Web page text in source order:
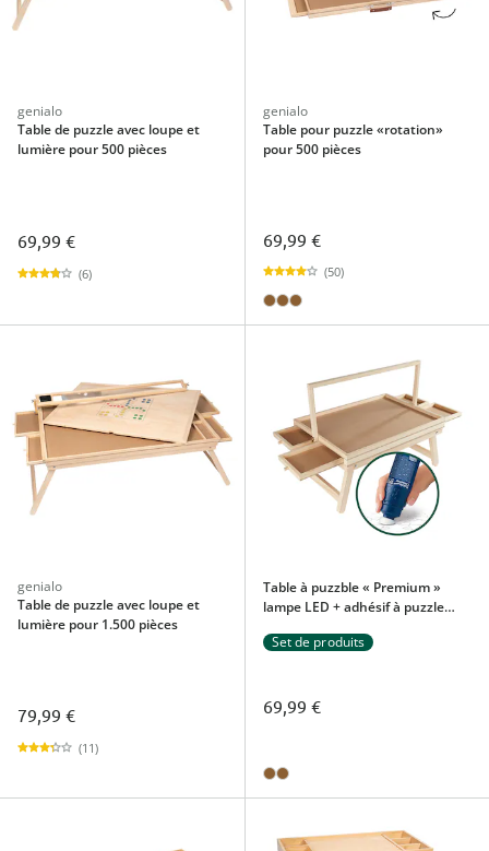
genialo
Table de puzzle avec loupe et
lumière pour 500 pièces
69,99 €
(6)
genialo
Table pour puzzle «rotation»
pour 500 pièces
69,99 €
(50)
genialo
Table de puzzle avec loupe et
lumière pour 1.500 pièces
79,99 €
(11)
Table à puzzble « Premium »
lampe LED + adhésif à puzzle
500 pièces
Set de produits
69,99 €